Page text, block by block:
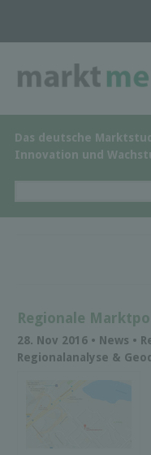
Das deutsche
Innovation und
Regionale
28. Nov 2016 • News •
Regionalanalyse &